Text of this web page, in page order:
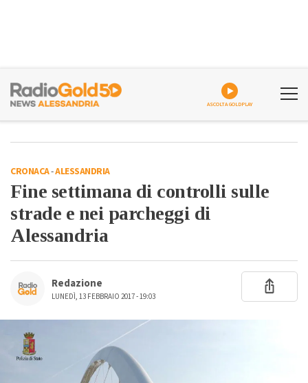
CRONACA-ALESSANDRIA
Fine settimana di controlli sulle
strade e nei parcheggi di
Alessandria
Redazione
LUNEDÌ, 13 FEBBRAIO 2017 - 19:03